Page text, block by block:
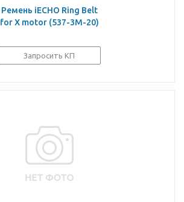
Ремень iECHO Ring Belt
for X motor (537-3M-20)
Запросить КП